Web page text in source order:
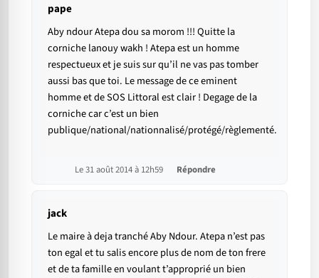
pape
Aby ndour Atepa dou sa morom !!! Quitte la
corniche lanouy wakh ! Atepa est un homme
respectueux et je suis sur qu’il ne vas pas tomber
aussi bas que toi. Le message de ce eminent
homme et de SOS Littoral est clair ! Degage de la
corniche car c’est un bien
publique/national/nationnalisé/protégé/règlementé.
Le 31 août 2014 à 12h59 Répondre
jack
Le maire à deja tranché Aby Ndour. Atepa n’est pas
ton egal et tu salis encore plus de nom de ton frere
et de ta famille en voulant t’approprié un bien